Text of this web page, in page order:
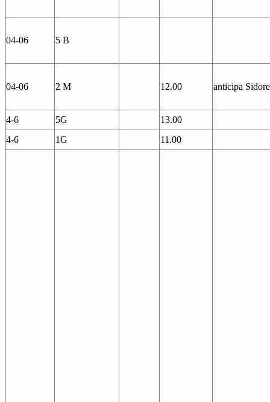
04-06 5 B
04-06 2 M 12.00 anticipa
4-6 5G
13.00
4-6
1G 11.00